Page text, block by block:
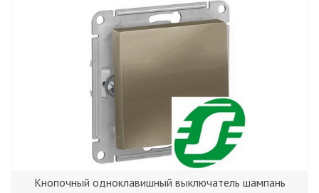
Кнопочный одноклавишный выключатель шампань